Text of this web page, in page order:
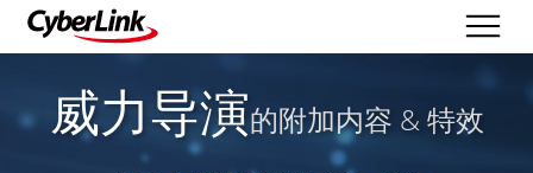
威力导演的附加内容 & 特效